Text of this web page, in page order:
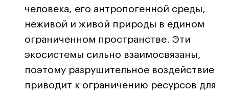
Получить сертификат
человека, его антропогенной среды,
неживой и живой природы в едином
ограниченном пространстве. Эти
экосистемы сильно взаимосвязаны,
поэтому разрушительное воздействие
приводит к ограничению ресурсов для